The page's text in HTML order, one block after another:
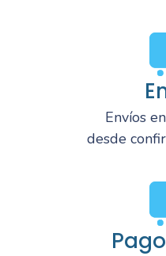
Envíos
desde